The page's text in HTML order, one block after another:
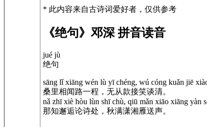
* 此内容来自古诗词爱好者，仅供参考
《绝句》邓深 拼音读音
jué jù
绝句
sāng lǐ xiāng wén lù yī chéng, wú cóng kuǎn jiē
桑里相闻路一程，无从款接笑谈清。
nǎ zhī xiè hòu lùn shī chù, qiū mǎn xiāo xiāng yàn
那知邂逅论诗处，秋满潇湘雁送声。